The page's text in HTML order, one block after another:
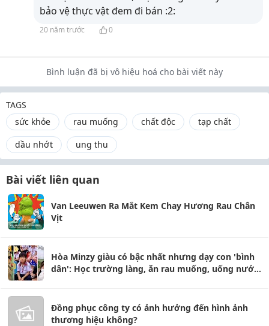
bảo vệ thực vật đem đi bán :2:
20 năm trước 0
Bình luận đã bị vô hiệu hoá cho bài viết này
TAGS
sức khỏe
rau muống chất độc
tạp chất
dầu nhớt
ung thu
Bài viết liên quan
Van Leeuwen Ra Mắt Kem Chay Hương Rau Chân
Vịt
Hòa Minzy giàu có bậc nhất nhưng dạy con 'bình
dân': Học trường làng, ăn rau muống, uống nước
Đồng phục công ty có ảnh hưởng đến hình ảnh
thương hiệu không?